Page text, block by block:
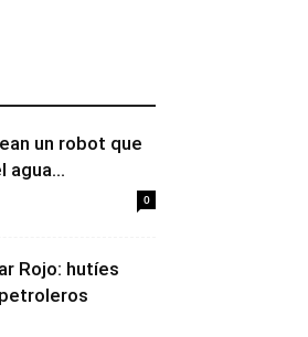
un robot que
agua...
0
Rojo: hutíes